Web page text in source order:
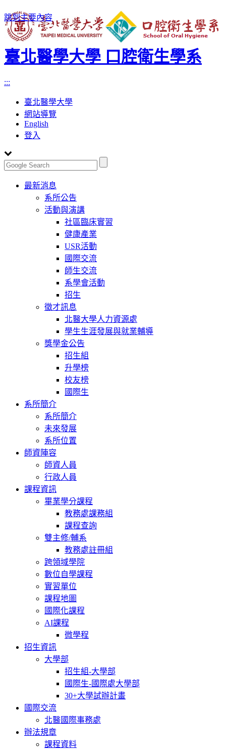
跳到主要內容
臺北醫學大學 口腔衛生學系
:::
臺北醫學大學
網站導覽
English
登入
Toggle
navigation
最新消息
系所公告
活動與演講
社區臨床實習
健康產業
USR活動
國際交流
師生交流
系學會活動
招生
徵才訊息
北醫大學人力資源處
學生生涯發展與就業輔導
獎學金公告
招生組
升學榜
校友榜
國際生
系所簡介
系所簡介
未來發展
系所位置
師資陣容
師資人員
行政人員
課程資訊
畢業學分課程
教務處課務組
課程查詢
雙主修/輔系
教務處註冊組
跨領域學院
數位自學課程
實習單位
課程地圖
國際化課程
AI課程
微學程
招生資訊
大學部
招生組-大學部
國際生-國際處大學部
30+大學試辦計畫
國際交流
北醫國際事務處
辦法規章
課程資料